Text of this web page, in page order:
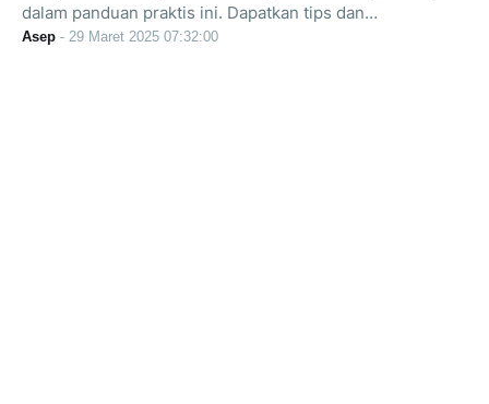
dalam panduan praktis ini. Dapatkan tips dan…
Asep - 29 Maret 2025 07:32:00